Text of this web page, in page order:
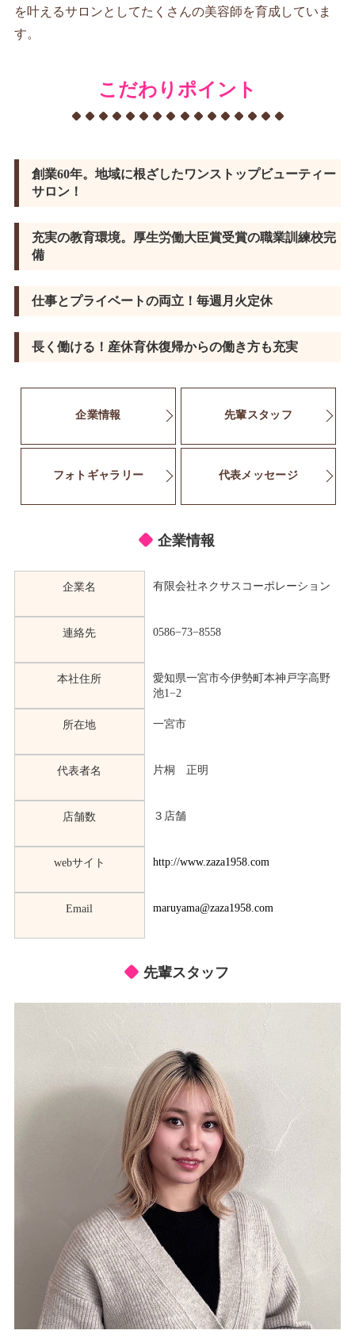
を叶えるサロンとしてたくさんの美容師を育成していま
す。
こだわりポイント
創業60年。地域に根ざしたワンストップビューティー
サロン！
充実の教育環境。厚生労働大臣賞受賞の職業訓練校完
備
仕事とプライベートの両立！毎週月火定休
長く働ける！産休育休復帰からの働き方も充実
企業情報 先輩スタッフ
フォトギャラリー 代表メッセージ
企業情報
企業名 有限会社ネクサスコーポレーション
連絡先 0586−73−8558
本社住所
愛知県一宮市今伊勢町本神戸字高野
池1−2
所在地 一宮市
代表者名 片桐 正明
店舗数 ３店舗
webサイト http://www.zaza1958.com
Email maruyama@zaza1958.com
先輩スタッフ